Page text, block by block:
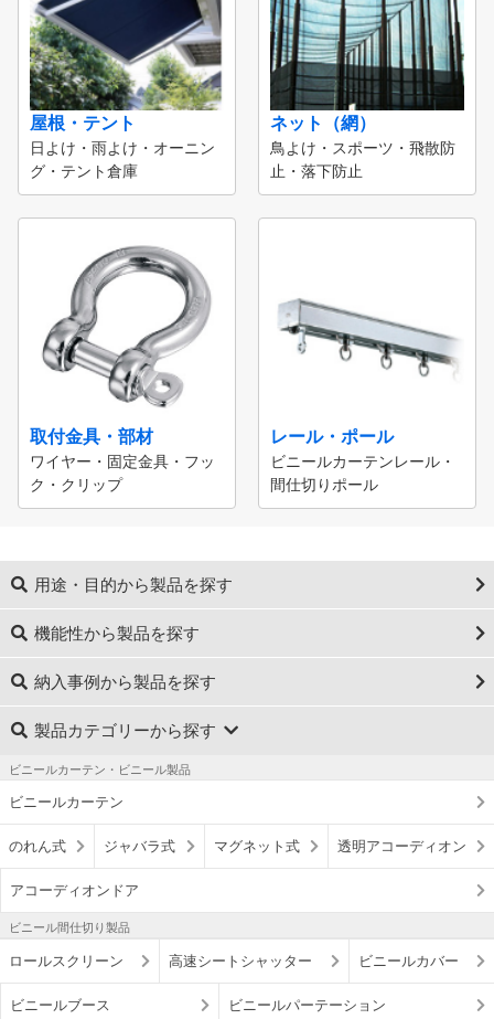
屋根・テント
日よけ・雨よけ・オーニン
グ・テント倉庫
ネット（網）
鳥よけ・スポーツ・飛散防
止・落下防止
取付金具・部材
ワイヤー・固定金具・フッ
ク・クリップ
レール・ポール
ビニールカーテンレール・
間仕切りポール
用途・目的から製品を探す
機能性から製品を探す
納入事例から製品を探す
製品カテゴリーから探す
ビニールカーテン・ビニール製品
ビニールカーテン
のれん式 ジャバラ式 マグネット式 透明アコーディオン
アコーディオンドア
ビニール間仕切り製品
ロールスクリーン 高速シートシャッター ビニールカバー
ビニールブース ビニールパーテーション